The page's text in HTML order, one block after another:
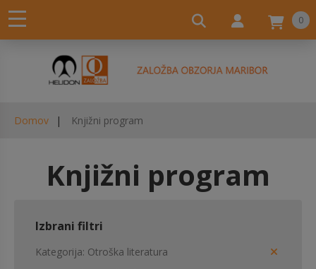
0
Domov Knjižni program
Knjižni program
Izbrani filtri
Kategorija Otroška literatura